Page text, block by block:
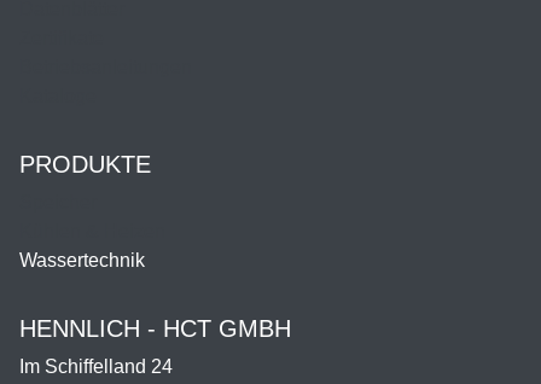
PRODUKTE
Wassertechnik
HENNLICH - HCT GMBH
Im Schiffelland 24